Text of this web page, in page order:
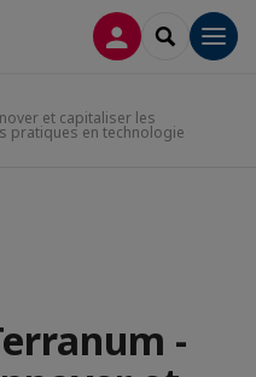
CONNEXION
et capitaliser les
pratiques en technologie
-